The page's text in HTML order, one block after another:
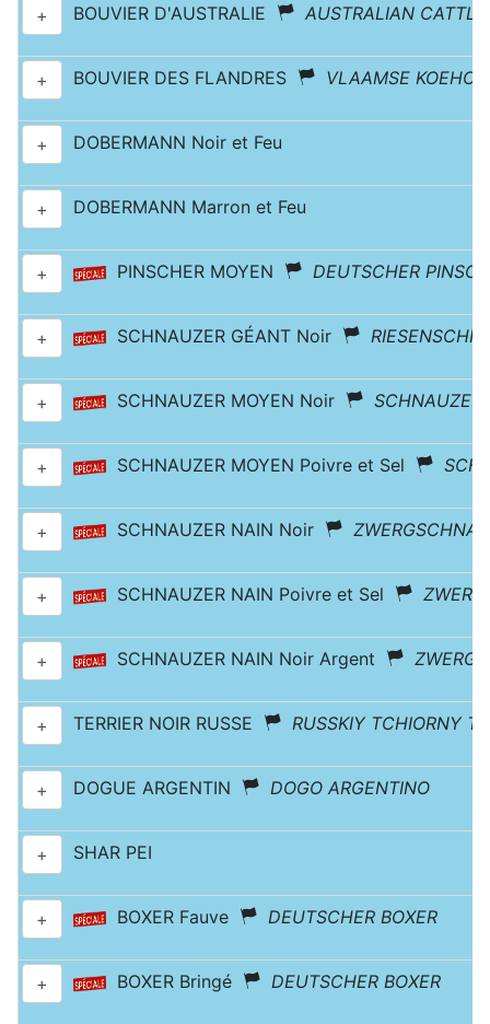
+ BOUVIER D'AUSTRALIE AUSTRALIAN
+ BOUVIER DES FLANDRES VLAAMSE
+ DOBERMANN Noir et Feu
+ DOBERMANN Marron et Feu
+ PINSCHER MOYEN DEUTSCHER
+ SCHNAUZER GÉANT Noir
+ SCHNAUZER MOYEN Noir SCHNAUZER
+ SCHNAUZER MOYEN Poivre et Sel
+ SCHNAUZER NAIN Noir
+ SCHNAUZER NAIN Poivre et Sel
+ SCHNAUZER NAIN Noir Argent
+ TERRIER NOIR RUSSE RUSSKIY TCHIORNY
+ DOGUE ARGENTIN DOGO ARGENTINO
+ SHAR PEI
+ BOXER Fauve DEUTSCHER BOXER
+ BOXER Bringé DEUTSCHER BOXER